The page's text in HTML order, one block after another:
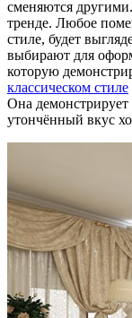
сменяются
тренде. Любое
стиле, будет
выбирают для
которую
классическом стиле
Она
утончённый вкус